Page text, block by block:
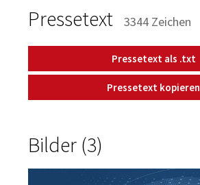
Pressetext 3344 Zeichen
Pressetext als .txt
Pressetext kopieren
Bilder (3)